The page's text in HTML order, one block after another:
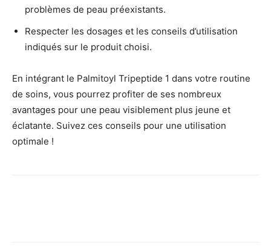
problèmes de peau préexistants.
Respecter les dosages et les conseils d’utilisation
indiqués sur le produit choisi.
En intégrant le Palmitoyl Tripeptide 1 dans votre routine
de soins, vous pourrez profiter de ses nombreux
avantages pour une peau visiblement plus jeune et
éclatante. Suivez ces conseils pour une utilisation
optimale !